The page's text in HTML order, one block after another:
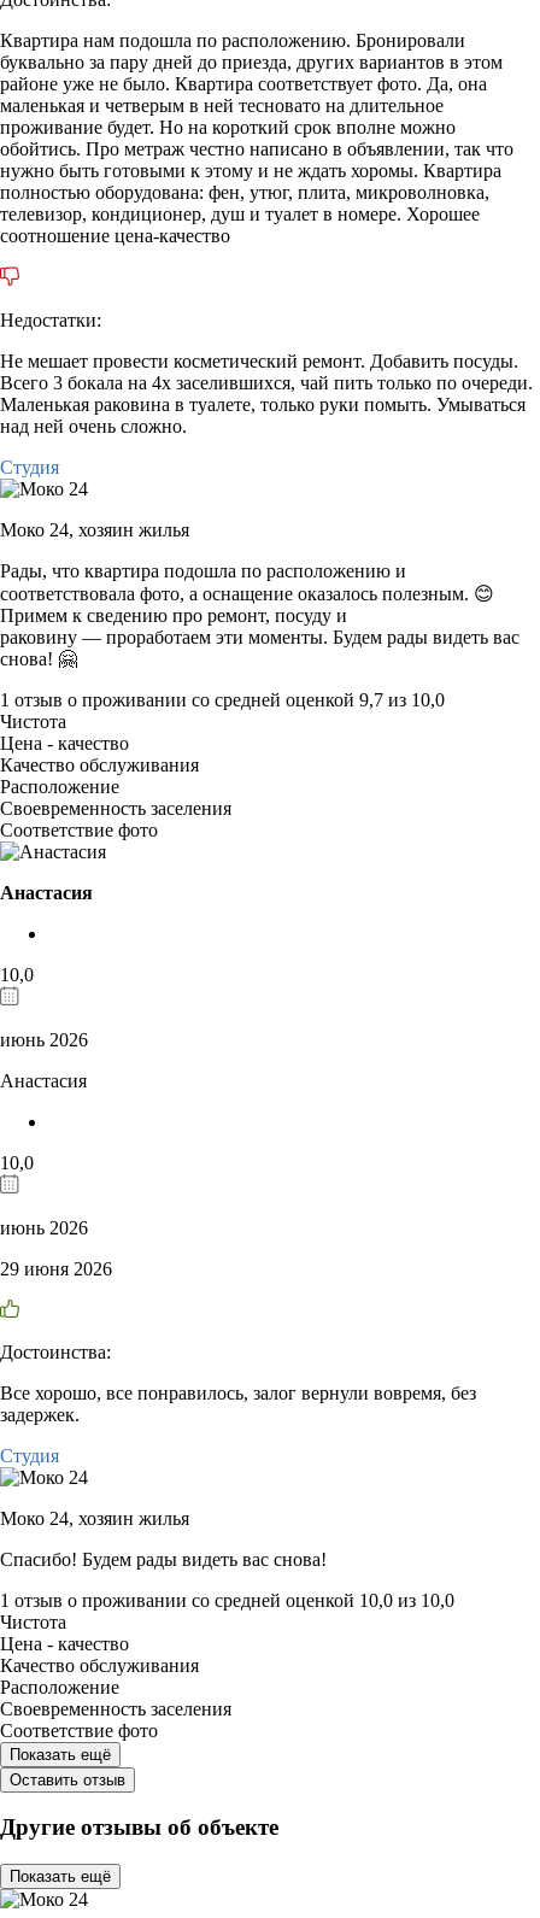
Квартира нам подошла по расположению. Бронировали
буквально за пару дней до приезда, других вариантов в этом
районе уже не было. Квартира соответствует фото. Да, она
маленькая и четверым в ней тесновато на длительное
проживание будет. Но на короткий срок вполне можно
обойтись. Про метраж честно написано в объявлении, так что
нужно быть готовыми к этому и не ждать хоромы. Квартира
полностью оборудована: фен, утюг, плита, микроволновка,
телевизор, кондиционер, душ и туалет в номере. Хорошее
соотношение цена-качество
Недостатки:
Не мешает провести косметический ремонт. Добавить посуды.
Всего 3 бокала на 4х заселившихся, чай пить только по очереди.
Маленькая раковина в туалете, только руки помыть. Умываться
над ней очень сложно.
Студия
Моко 24, хозяин жилья
Рады, что квартира подошла по расположению и
соответствовала фото, а оснащение оказалось полезным. 😊
Примем к сведению про ремонт, посуду и
раковину — проработаем эти моменты. Будем рады видеть вас
снова! 🤗
1 отзыв о проживании со средней оценкой 9,7 из 10,0
Чистота
Цена - качество
Качество обслуживания
Расположение
Своевременность заселения
Соответствие фото
Анастасия
10,0
июнь 2026
Анастасия
10,0
июнь 2026
29 июня 2026
Достоинства:
Все хорошо, все понравилось, залог вернули вовремя, без
задержек.
Студия
Моко 24, хозяин жилья
Спасибо! Будем рады видеть вас снова!
1 отзыв о проживании со средней оценкой 10,0 из 10,0
Чистота
Цена - качество
Качество обслуживания
Расположение
Своевременность заселения
Соответствие фото
Показать ещё
Оставить отзыв
Другие отзывы об объекте
Показать ещё